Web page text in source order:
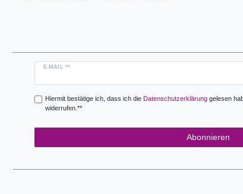
E-MAIL **
Newsletter
Hiermit bestätige ich, dass ich die Daten­schutz­erklärunggelesen
widerrufen.**
Abonnieren